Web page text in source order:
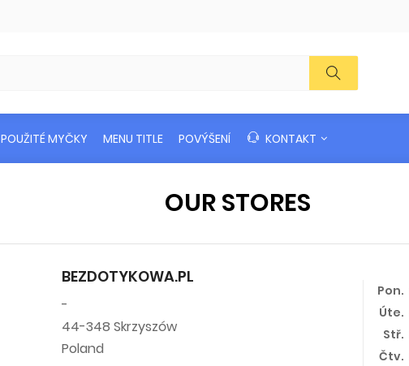
POUŽITÉ MYČKY MENU TITLE POVÝŠENÍ KONTAKT
OUR STORES
BEZDOTYKOWA.PL
-
44-348 Skrzyszów
Poland
Pon.
Úte.
Stř.
Čtv.